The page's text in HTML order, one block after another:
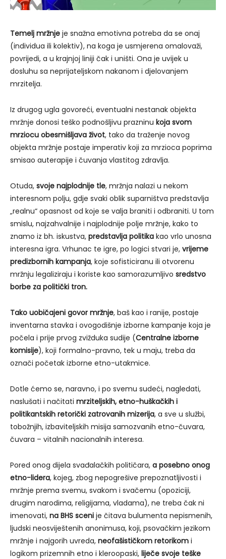
Temelj mržnje je snažna emotivna potreba da se onaj
(individua ili kolektiv), na koga je usmjerena omalovaži,
povrijedi, a u krajnjoj liniji čak i uništi. Ona je uvijek u
dosluhu sa neprijateljskom nakanom i djelovanjem
mrzitelja.
Iz drugog ugla govoreći, eventualni nestanak objekta
mržnje donosi teško podnošljivu prazninu koja svom
mrziocu obesmišljava život, tako da traženje novog
objekta mržnje postaje imperativ koji za mrzioca poprima
smisao auterapije i čuvanja vlastitog zdravlja.
Otuda, svoje najplodnije tle, mržnja nalazi u nekom
interesnom polju, gdje svaki oblik suparništva predstavlja
„realnu“ opasnost od koje se valja braniti i odbraniti. U tom
smislu, najzahvalnije i najplodnije polje mržnje, kako to
znamo iz bh. iskustva, predstavlja politika kao vrlo unosna
interesna igra. Vrhunac te igre, po logici stvari je, vrijeme
predizbornih kampanja, koje sofisticiranu ili otvorenu
mržnju legaliziraju i koriste kao samorazumljivo sredstvo
borbe za politički tron.
Tako uobičajeni govor mržnje, baš kao i ranije, postaje
inventarna stavka i ovogodišnje izborne kampanje koja je
počela i prije prvog zvižduka sudije (Centralne izborne
komisije), koji formalno-pravno, tek u maju, treba da
označi početak izborne etno-utakmice.
Dotle ćemo se, naravno, i po svemu sudeći, nagledati,
naslušati i načitati mrziteljskih, etno-huškačkih i
politikantskih retorički zatrovanih mizerija, a sve u službi,
tobožnjih, izbaviteljskih misija samozvanih etno-čuvara,
čuvara – vitalnih nacionalnih interesa.
Pored onog dijela svađalačkih političara, a posebno onog
etno-lidera, kojeg, zbog nepogrešive prepoznatljivosti i
mržnje prema svemu, svakom i svačemu (opoziciji,
drugim narodima, religijama, vladama), ne treba čak ni
imenovati, na BHS sceni je čitava bulumenta nepismenih,
ljudski neosviještenih anonimusa, koji, psovačkim jezikom
mržnje i najgorih uvreda, neofašističkom retorikom i
logikom prizemnih etno i kleroopaski, liječe svoje teške